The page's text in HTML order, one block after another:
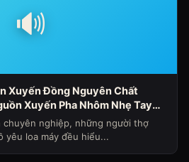
🔊
Xuyến Đồng Nguyên Chất
Xuyến Pha Nhôm Nhẹ Tay
Loa Máy (Chủ Đề Loa Máy
chuyên nghiệp, những người thợ
yêu loa máy đều hiểu...